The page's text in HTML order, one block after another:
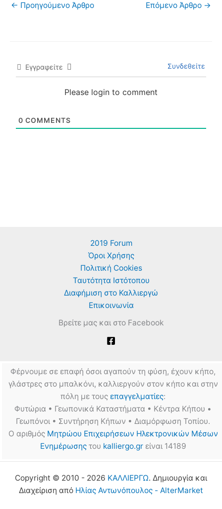
← Προηγούμενο Άρθρο Επόμενο Άρθρο →
Εγγραφείτε Συνδεθείτε
Please login to comment
0 COMMENTS
2019 Forum
Όροι Χρήσης
Πολιτική Cookies
Ταυτότητα Ιστότοπου
Διαφήμιση στο Καλλιεργώ
Επικοινωνία
Βρείτε μας και στο Facebook
Φέρνουμε σε επαφή όσοι αγαπούν τη φύση, έχουν κήπο,
γλάστρες στο μπαλκόνι, καλλιεργούν στον κήπο και στην
πόλη με τους επαγγελματίες:
Φυτώρια • Γεωπονικά Καταστήματα • Κέντρα Κήπου •
Γεωπόνοι • Συντήρηση Κήπων • Διαμόρφωση Τοπίου.
Ο αριθμός Μητρώου Επιχειρήσεων Ηλεκτρονικών Μέσων
Ενημέρωσηςτου kalliergo.grείναι 14189
Copyright © 2010 - 2026 ΚΑΛΛΙΕΡΓΩ. Δημιουργία και
Διαχείριση από Ηλίας Αντωνόπουλος - AlterMarket